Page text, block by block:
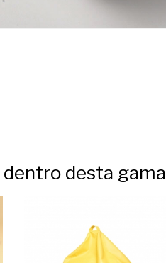
desta gama